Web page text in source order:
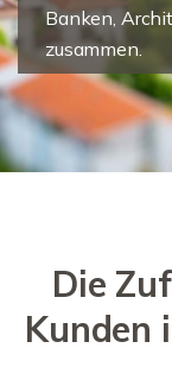
Banken,
zusammen.
Die
Kunden